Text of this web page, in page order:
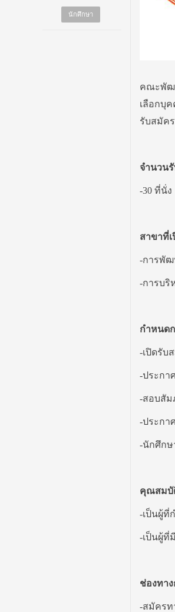
นักศึกษา
คณะพัฒ
เลือกบุ
รับสมัค
จำนวน
-30 ที่นั่ง
สาขาที่
-การพัฒ
-การบริ
กำหนด
-เปิดรับ
-ประกา
-สอบสัม
-ประกา
-นักศึกษ
คุณสมบั
-เป็นผู้ที่
-เป็นผู้ที่
ช่องทา
-สมัครท